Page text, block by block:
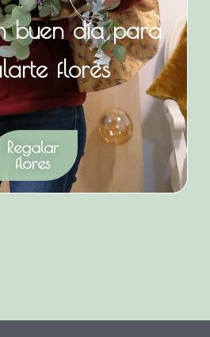
buen día para
flores
Regalar
flores